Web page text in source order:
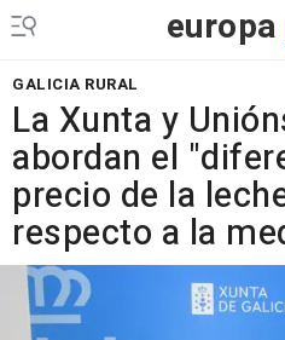
europa
GALICIA RURAL
La Xunta y
abordan el
precio de la
respecto a la